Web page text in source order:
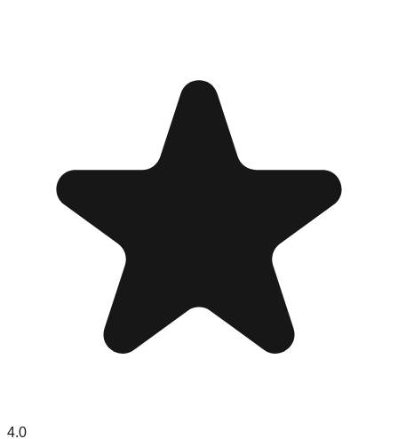
4.0